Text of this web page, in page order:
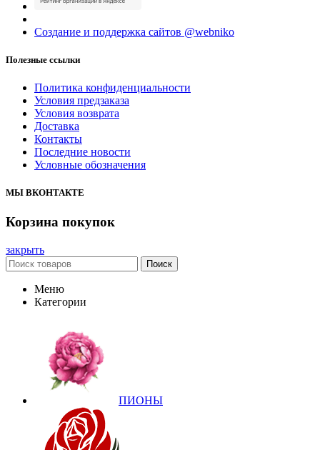
Создание и поддержка сайтов @webniko
Полезные ссылки
Политика конфиденциальности
Условия предзаказа
Условия возврата
Доставка
Контакты
Последние новости
Условные обозначения
МЫ ВКОНТАКТЕ
Корзина покупок
закрыть
Поиск
Меню
Категории
ПИОНЫ